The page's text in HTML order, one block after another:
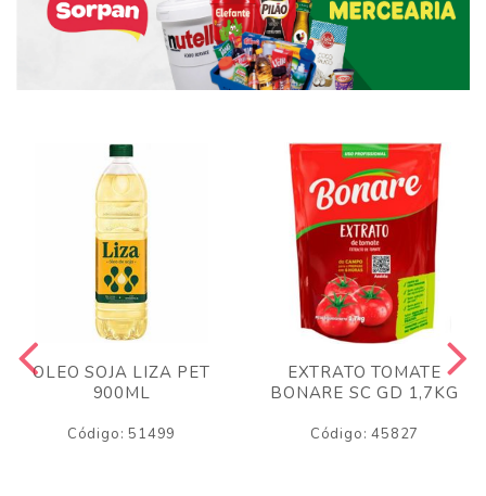
OLEO SOJA LIZA PET
900ML
Código: 51499
EXTRATO TOMATE
BONARE SC GD 1,7KG
Código: 45827